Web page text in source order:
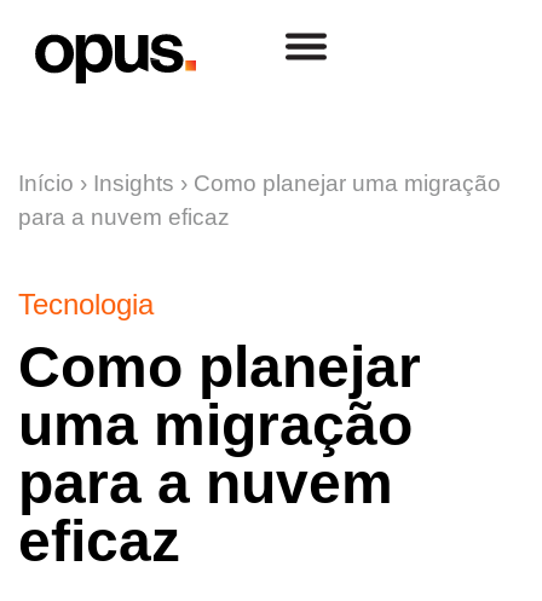
Início › Insights › Como planejar uma migração
para a nuvem eficaz
Tecnologia
Como planejar
uma migração
para a nuvem
eficaz